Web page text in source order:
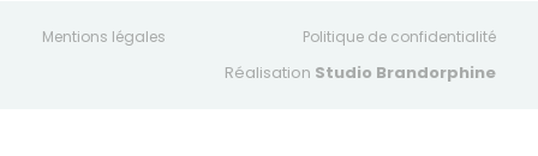
Mentions légales Politique de confidentialité
Réalisation Studio Brandorphine